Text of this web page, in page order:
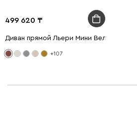
499 620
Диван прямой Льери Мини Велюр
+107